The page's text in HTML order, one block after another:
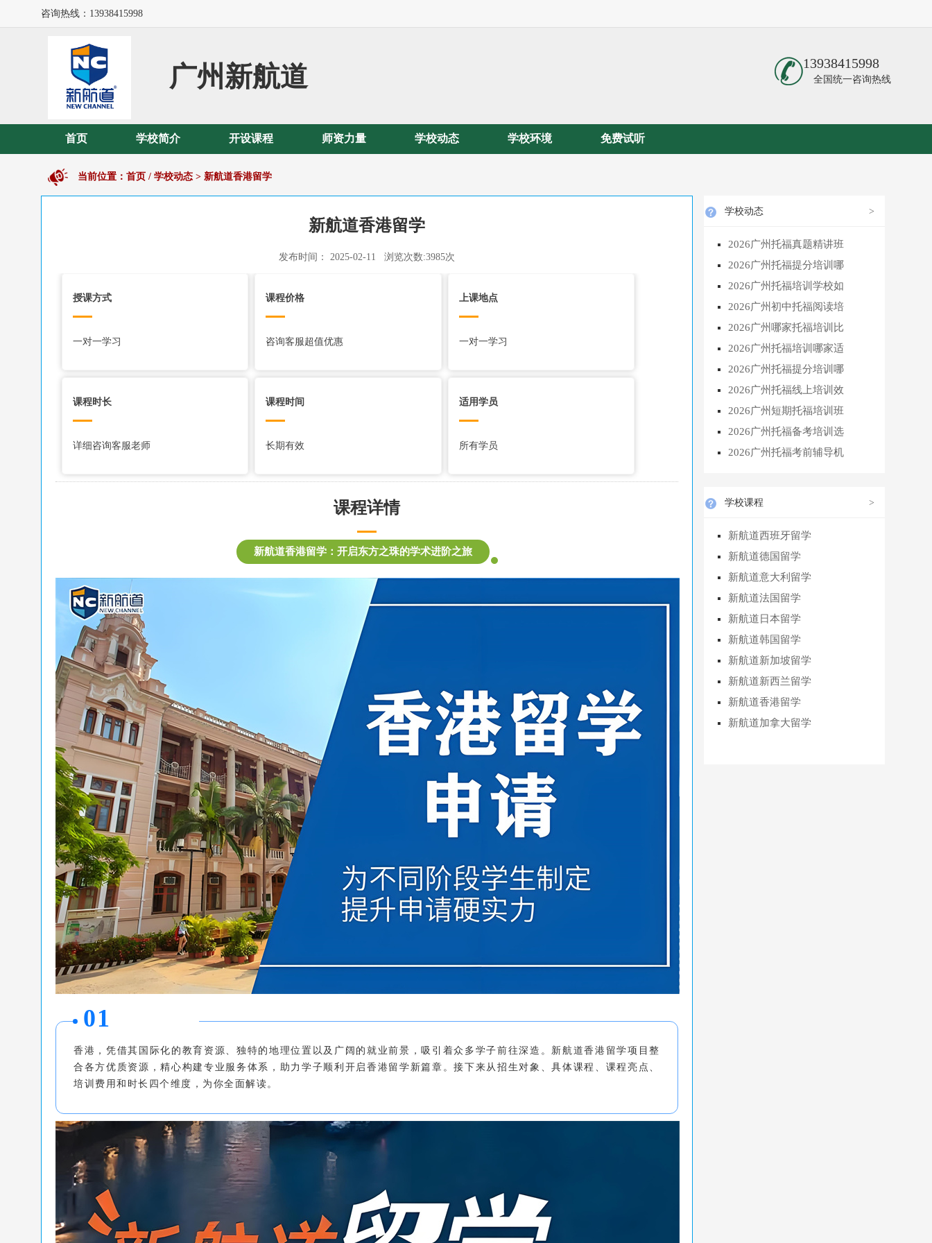
咨询热线：13938415998
广州新航道 13938415998
全国统一咨询热线
首页 学校简介 开设课程 师资力量 学校动态 学校环境 免费试听
当前位置： 首页 / 学校动态 > 新航道香港留学
新航道香港留学
发布时间： 2025-02-11 浏览次数:3985次
授课方式
一对一学习
课程价格
咨询客服超值优惠
上课地点
一对一学习
课程时长
详细咨询客服老师
课程时间
长期有效
适用学员
所有学员
课程详情
新航道香港留学：开启东方之珠的学术进阶之旅
01
香港，凭借其国际化的教育资源、独特的地理位置以及广阔的就业前景，吸引着众多学子前往深造。新航道香港留学项目整
合各方优质资源，精心构建专业服务体系，助力学子顺利开启香港留学新篇章。接下来从招生对象、具体课程、课程亮点、
培训费用和时长四个维度，为你全面解读。
学校动态 >
2026广州托福真题精讲班
2026广州托福提分培训哪
2026广州托福培训学校如
2026广州初中托福阅读培
2026广州哪家托福培训比
2026广州托福培训哪家适
2026广州托福提分培训哪
2026广州托福线上培训效
2026广州短期托福培训班
2026广州托福备考培训选
2026广州托福考前辅导机
学校课程 >
新航道西班牙留学
新航道德国留学
新航道意大利留学
新航道法国留学
新航道日本留学
新航道韩国留学
新航道新加坡留学
新航道新西兰留学
新航道香港留学
新航道加拿大留学